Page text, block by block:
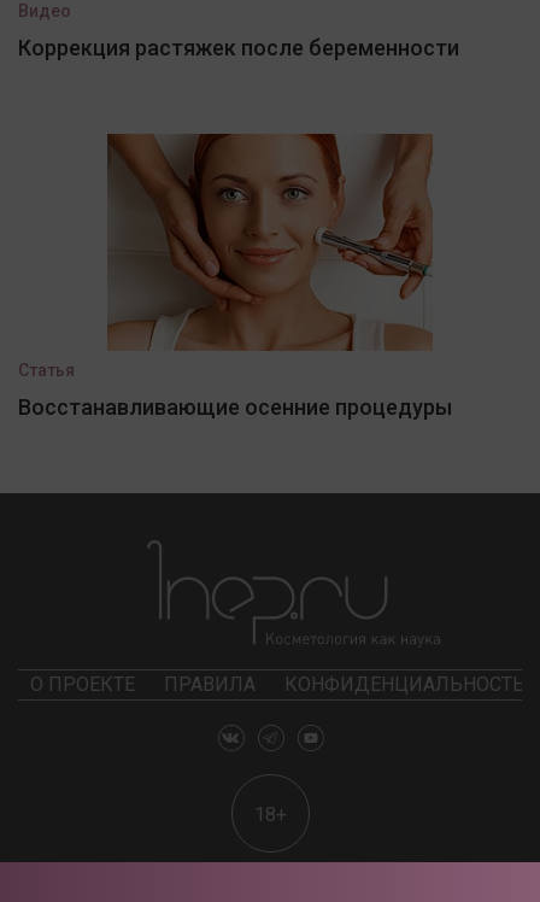
Видео
Коррекция растяжек после беременности
Статья
Восстанавливающие осенние процедуры
О ПРОЕКТЕ ПРАВИЛА КОНФИДЕНЦИАЛЬНОСТЬ
18+